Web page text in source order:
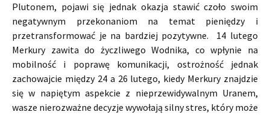
Plutonem, pojawi się jednak okazja stawić czoło swoim
negatywnym przekonaniom na temat pieniędzy i
przetransformować je na bardziej pozytywne. 14 lutego
Merkury zawita do życzliwego Wodnika, co wpłynie na
mobilność i poprawę komunikacji, ostrożność jednak
zachowajcie między 24 a 26 lutego, kiedy Merkury znajdzie
się w napiętym aspekcie z nieprzewidywalnym Uranem,
wasze nierozważne decyzje wywołają silny stres, który może